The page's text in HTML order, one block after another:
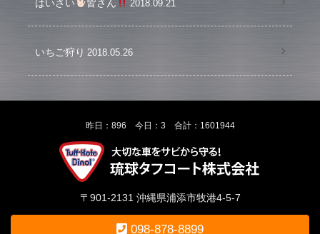
はいさい 皆さん 2018.09.21
いちご狩り 2018.05.26
昨日：896 今日：3 合計：1601944
〒901-2131 沖縄県浦添市牧港4-5-7
098-878-8899